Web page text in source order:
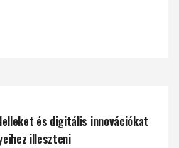
és digitális innovációkat
illeszteni